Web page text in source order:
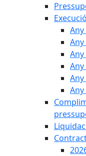
Any
Any
Any
Any
Any
Any